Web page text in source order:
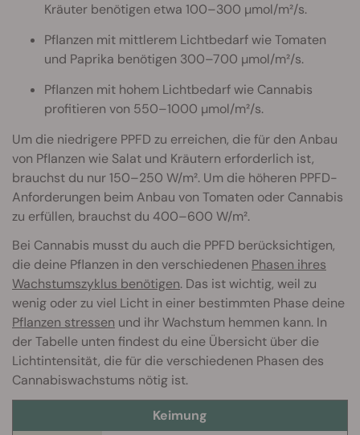
Kräuter benötigen etwa 100–300 µmol/m²/s.
Pflanzen mit mittlerem Lichtbedarf wie Tomaten
und Paprika benötigen 300–700 µmol/m²/s.
Pflanzen mit hohem Lichtbedarf wie Cannabis
profitieren von 550–1000 µmol/m²/s.
Um die niedrigere PPFD zu erreichen, die für den Anbau
von Pflanzen wie Salat und Kräutern erforderlich ist,
brauchst du nur 150–250 W/m². Um die höheren PPFD-
Anforderungen beim Anbau von Tomaten oder Cannabis
zu erfüllen, brauchst du 400–600 W/m².
Bei Cannabis musst du auch die PPFD berücksichtigen,
die deine Pflanzen in den verschiedenen Phasen ihres
Wachstumszyklus benötigen. Das ist wichtig, weil zu
wenig oder zu viel Licht in einer bestimmten Phase deine
Pflanzen stressen und ihr Wachstum hemmen kann. In
der Tabelle unten findest du eine Übersicht über die
Lichtintensität, die für die verschiedenen Phasen des
Cannabiswachstums nötig ist.
Keimung